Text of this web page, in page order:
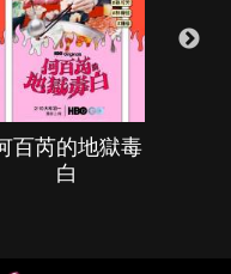
百芮的地獄毒
白